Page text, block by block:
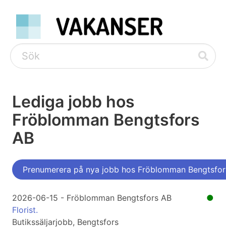
Lediga jobb hos
Fröblomman Bengtsfors
AB
Prenumerera på nya jobb hos Fröblomman
●
2026-06-15 - Fröblomman Bengtsfors AB
Florist.
Butikssäljarjobb, Bengtsfors